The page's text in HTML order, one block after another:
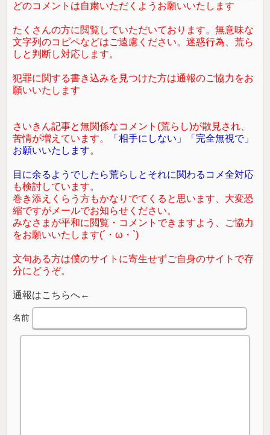
どのコメントは自粛いただくようお願いいたします
たくさんの方に閲覧していただいております。無意味な
文字列のコピペなどはご遠慮ください。迷惑行為、荒ら
しと判断し対応します。
犯罪に関する書き込みを見つけた方は通報のご協力をお
願いいたします
さいきん記事と無関係なコメント(荒らし)が散見され、
苦情が増えています。
「相手にしない」「完全無視で」
お願いいたします。
目に余るようでしたら荒らしとそれに関わるコメ全対応
も検討しています。
巻き添えくらう方もかなりでてくると思います、大変恐
縮ですがメールでお知らせください。
みなさまが平和に閲覧・コメントできますよう、ご協力
をお願いいたします(´・ω・`)
文句ある方は僕のサイトに寄生せずご自身のサイトで存
分にどうぞ。
通報はこちらへ←
名前